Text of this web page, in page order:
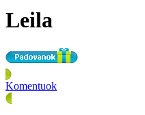
Leila
Komentuok